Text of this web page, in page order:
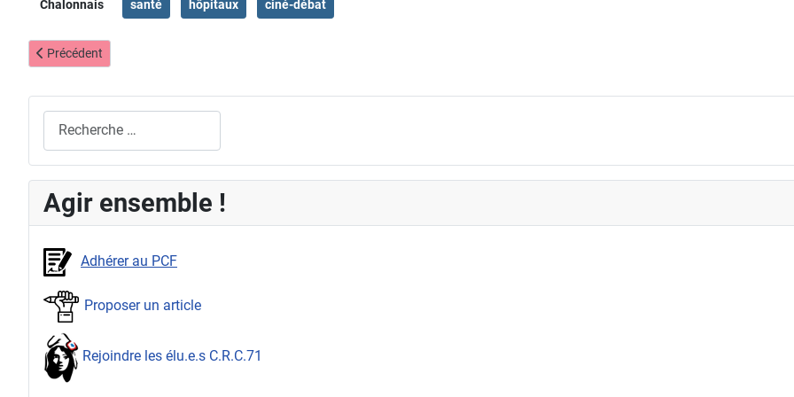
Chalonnais santé hôpitaux ciné-débat
Article précédent : Psychiatrie en détresse
Précédent
Agir ensemble !
Adhérer au PCF
Proposer un article
Rejoindre les élu.e.s C.R.C.71